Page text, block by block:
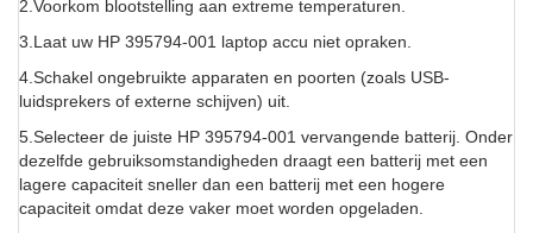
2.Voorkom blootstelling aan extreme temperaturen.
3.Laat uw HP 395794-001 laptop accu niet opraken.
4.Schakel ongebruikte apparaten en poorten (zoals USB-
luidsprekers of externe schijven) uit.
5.Selecteer de juiste HP 395794-001 vervangende batterij. Onder
dezelfde gebruiksomstandigheden draagt een batterij met een
lagere capaciteit sneller dan een batterij met een hogere
capaciteit omdat deze vaker moet worden opgeladen.